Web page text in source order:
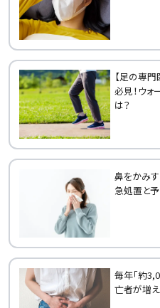
【足の専
必見！ウ
は？
鼻をかみす
急処置と
毎年「約
亡者が増え